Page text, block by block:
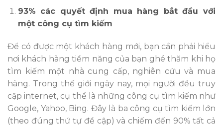
93% các quyết định mua hàng bắt đầu với
một công cụ tìm kiếm
Để có được một khách hàng mới, bạn cần phải hiểu
nơi khách hàng tiềm năng của bạn ghé thăm khi họ
tìm kiếm một nhà cung cấp, nghiên cứu và mua
hàng. Trong thế giới ngày nay, mọi người đều truy
cập internet, cụ thể là những công cụ tìm kiếm như
Google, Yahoo, Bing. Đây là ba công cụ tìm kiếm lớn
(theo đúng thứ tự đề cập) và chiếm đến 90% tất cả